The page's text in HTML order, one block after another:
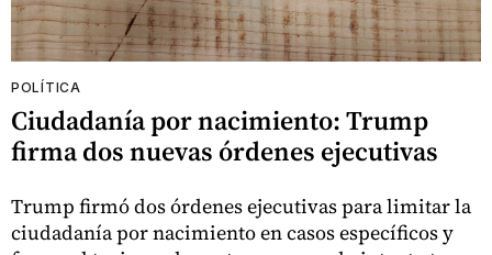
POLÍTICA
Ciudadanía por nacimiento: Trump
firma dos nuevas órdenes ejecutivas
Trump firmó dos órdenes ejecutivas para limitar la
ciudadanía por nacimiento en casos específicos y